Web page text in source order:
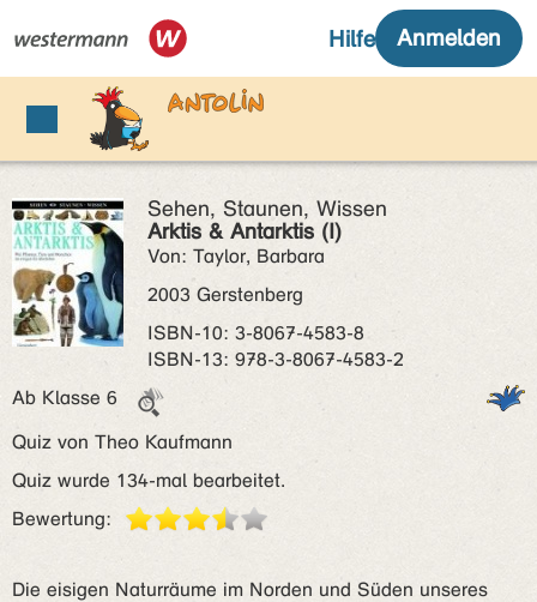
Sehen, Staunen, Wissen
Arktis & Antarktis (I)
Von: Taylor, Barbara
2003 Gerstenberg
ISBN‑10: 3-8067-4583-8
ISBN‑13: 978-3-8067-4583-2
Ab Klasse 6
Quiz von Theo Kaufmann
Quiz wurde 134-mal bearbeitet.
Bewertung:
Die eisigen Naturräume im Norden und Süden unseres